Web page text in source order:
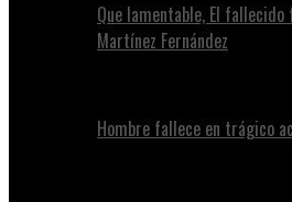
Que lamentable, El
Martínez Fernández
Hombre fallece en trágico